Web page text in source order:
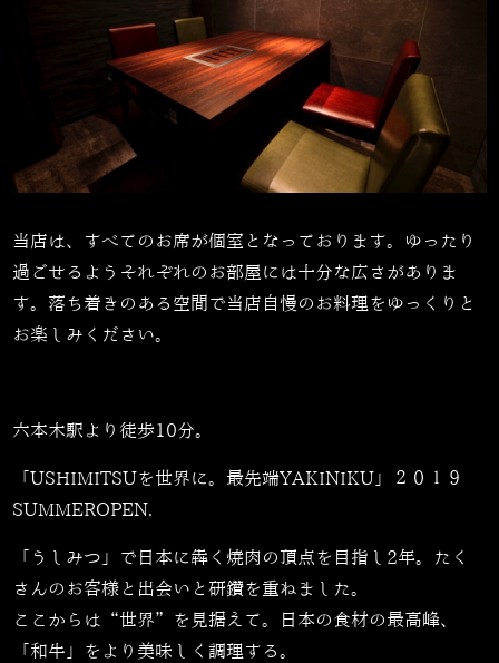
当店は、すべてのお席が個室となっております。ゆったり
過ごせるようそれぞれのお部屋には十分な広さがありま
す。落ち着きのある空間で当店自慢のお料理をゆっくりと
お楽しみください。
六本木駅より徒歩10分。
「USHIMITSUを世界に。最先端YAKINIKU」２０１９
SUMMEROPEN.
「うしみつ」で日本に犇く焼肉の頂点を目指し2年。たく
さんのお客様と出会いと研鑽を重ねました。
ここからは“世界”を見据えて。日本の食材の最高峰、
「和牛」をより美味しく調理する。